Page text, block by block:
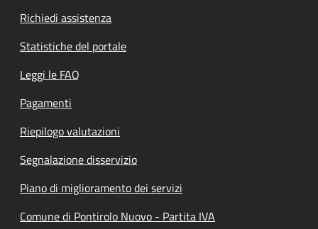
Richiedi assistenza
Statistiche del portale
Leggi le FAQ
Pagamenti
Riepilogo valutazioni
Segnalazione disservizio
Piano di miglioramento dei servizi
Comune di Pontirolo Nuovo - Partita IVA